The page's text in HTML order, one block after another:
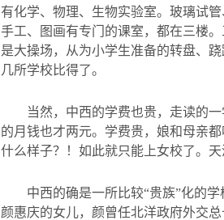
有化学、物理、生物实验室。玻璃试
手工、图画有专门的课室，都在三楼
是大操场，从为小学生准备的转盘、
几所学校比得了。
当然，中西的学费也贵，走读的
的月钱也才两元。学费贵，娘和母亲
什么样子？！如此就只能上女校了。
中西的确是一所比较“贵族”化的
颜惠庆的女儿，颜曾任北洋政府外交